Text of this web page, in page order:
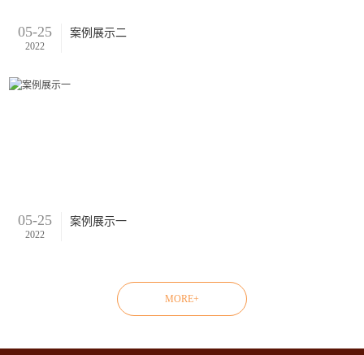
05-25
2022
案例展示二
05-25
2022
案例展示一
MORE+